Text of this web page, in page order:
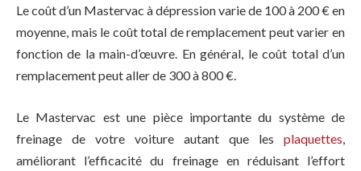
Le coût d’un Mastervac à dépression varie de 100 à 200 € en
moyenne, mais le coût total de remplacement peut varier en
fonction de la main-d’œuvre. En général, le coût total d’un
remplacement peut aller de 300 à 800 €.
Le Mastervac est une pièce importante du système de
freinage de votre voiture autant que les plaquettes
améliorant l’efficacité du freinage en réduisant l’effort